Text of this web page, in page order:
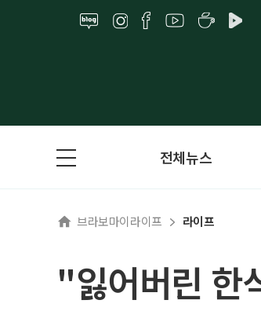
전체뉴스
브라보마이라이프 라이프
"잃어버린 한